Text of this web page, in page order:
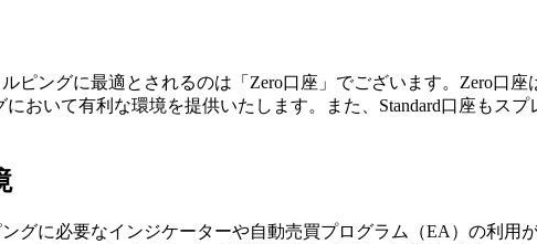
ピングに最適とされるのは「Zero口座」でございます。Zero口
おいて有利な環境を提供いたします。また、Standard口座もス
グに必要なインジケーターや自動売買プログラム（EA）の利用